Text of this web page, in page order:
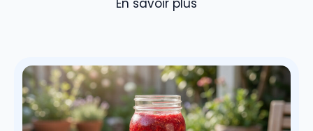
En savoir plus